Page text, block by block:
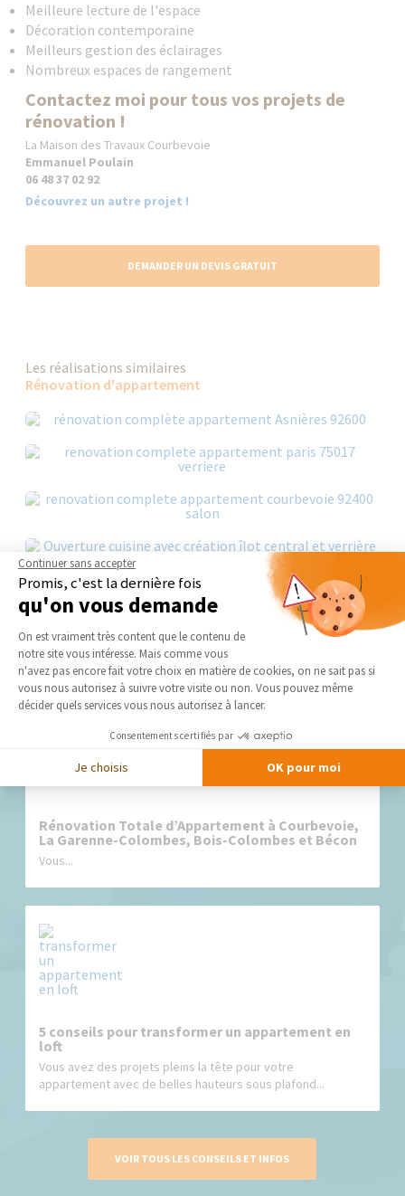
Meilleure lecture de l'espace
Décoration contemporaine
Meilleurs gestion des éclairages
Nombreux espaces de rangement
Contactez moi pour tous vos projets de
rénovation !
La Maison des Travaux Courbevoie
Emmanuel Poulain
06 48 37 02 92
Découvrez un autre projet !
DEMANDER UN DEVIS GRATUIT
Les réalisations similaires
Rénovation d'appartement
Nos derniers conseils et actus
Rénovation Totale d’Appartement à Courbevoie,
La Garenne-Colombes, Bois-Colombes et Bécon
Vous...
5 conseils pour transformer un appartement en
loft
Vous avez des projets pleins la tête pour votre
appartement avec de belles hauteurs sous plafond...
VOIR TOUS LES CONSEILS ET INFOS
Continuer sans accepter
Promis, c'est la dernière fois
qu'on vous demande
Plateforme de Gestion du
On est vraiment très content que le contenu de
notre site vous intéresse. Mais comme vous
n'avez pas encore fait votre choix en matière de cookies, on ne sait pas si
vous nous autorisez à suivre votre visite ou non. Vous pouvez même
décider quels services vous nous autorisez à lancer.
Consentements certifiés par
Je choisis OK pour moi
Axeptio consent